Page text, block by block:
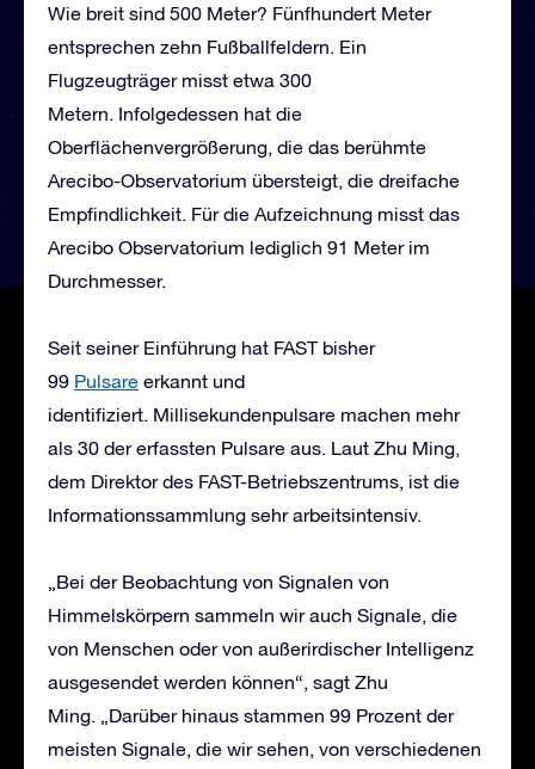
Wie breit sind 500 Meter? Fünfhundert Meter
entsprechen zehn Fußballfeldern. Ein
Flugzeugträger misst etwa 300
Metern. Infolgedessen hat die
Oberflächenvergrößerung, die das berühmte
Arecibo-Observatorium übersteigt, die dreifache
Empfindlichkeit. Für die Aufzeichnung misst das
Arecibo Observatorium lediglich 91 Meter im
Durchmesser.
Seit seiner Einführung hat FAST bisher
99 Pulsare erkannt und
identifiziert. Millisekundenpulsare machen mehr
als 30 der erfassten Pulsare aus. Laut Zhu Ming,
dem Direktor des FAST-Betriebszentrums, ist die
Informationssammlung sehr arbeitsintensiv.
„Bei der Beobachtung von Signalen von
Himmelskörpern sammeln wir auch Signale, die
von Menschen oder von außerirdischer Intelligenz
ausgesendet werden können“, sagt Zhu
Ming. „Darüber hinaus stammen 99 Prozent der
meisten Signale, die wir sehen, von verschiedenen